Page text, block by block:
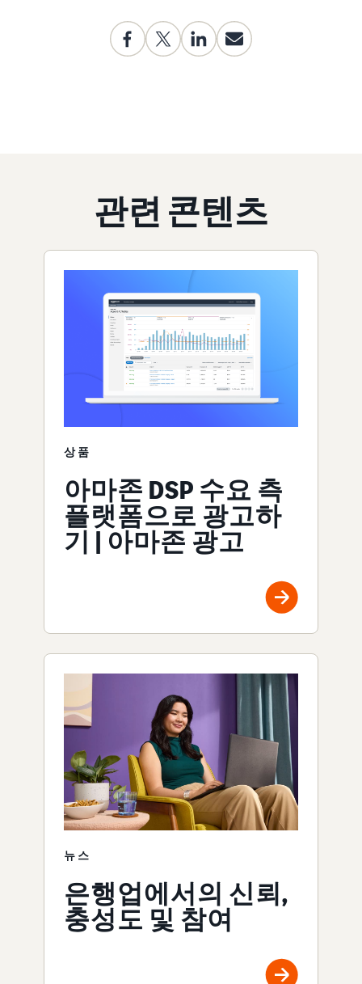
관련 콘텐츠
상품
아마존 DSP 수요 측
플랫폼으로 광고하
기 | 아마존 광고
뉴스
은행업에서의 신뢰,
충성도 및 참여